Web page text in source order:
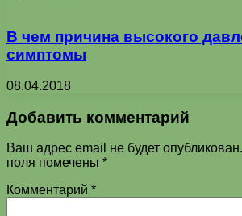
В чем причина высокого
симптомы
08.04.2018
Добавить комментарий
Ваш адрес email не будет опубликован.
поля помечены *
Комментарий *